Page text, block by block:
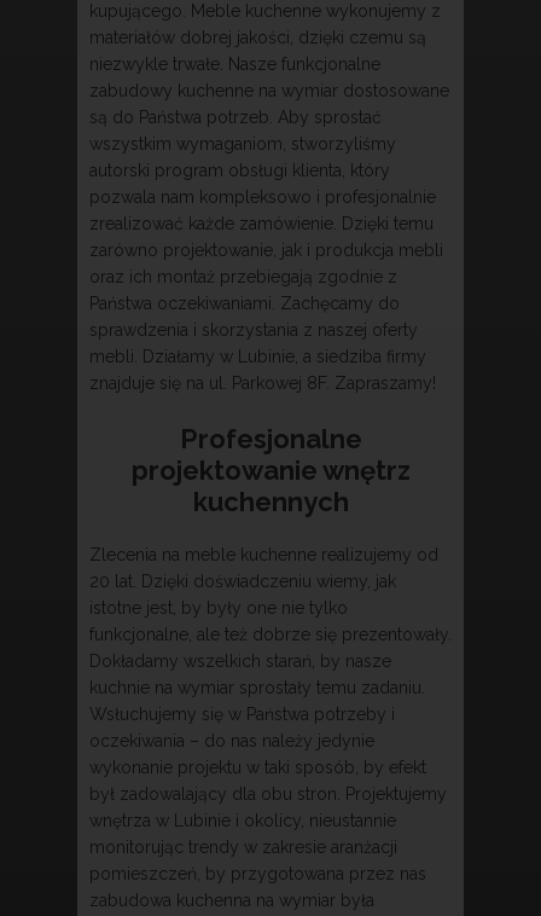
kupującego. Meble kuchenne wykonujemy z
materiałów dobrej jakości, dzięki czemu są
niezwykle trwałe. Nasze funkcjonalne
zabudowy kuchenne na wymiar dostosowane
są do Państwa potrzeb. Aby sprostać
wszystkim wymaganiom, stworzyliśmy
autorski program obsługi klienta, który
pozwala nam kompleksowo i profesjonalnie
zrealizować każde zamówienie. Dzięki temu
zarówno projektowanie, jak i produkcja mebli
oraz ich montaż przebiegają zgodnie z
Państwa oczekiwaniami. Zachęcamy do
sprawdzenia i skorzystania z naszej oferty
mebli. Działamy w Lubinie, a siedziba firmy
znajduje się na ul. Parkowej 8F. Zapraszamy!
Profesjonalne
projektowanie wnętrz
kuchennych
Zlecenia na meble kuchenne realizujemy od
20 lat. Dzięki doświadczeniu wiemy, jak
istotne jest, by były one nie tylko
funkcjonalne, ale też dobrze się prezentowały.
Dokładamy wszelkich starań, by nasze
kuchnie na wymiar sprostały temu zadaniu.
Wsłuchujemy się w Państwa potrzeby i
oczekiwania – do nas należy jedynie
wykonanie projektu w taki sposób, by efekt
był zadowalający dla obu stron. Projektujemy
wnętrza w Lubinie i okolicy, nieustannie
monitorując trendy w zakresie aranżacji
pomieszczeń, by przygotowana przez nas
zabudowa kuchenna na wymiar była